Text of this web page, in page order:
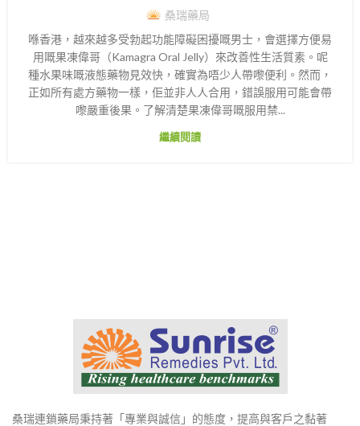
桑瑞藥局
喺香港，越來越多受勃起功能障礙困擾嘅男士，會選擇方便易
用嘅果凍偉哥（Kamagra Oral Jelly）來改善性生活質素。呢
種水果味嘅液態藥物見效快，確實為唔少人帶嚟便利。然而，
正如所有處方藥物一樣，佢並非人人合用，錯誤服用可能會帶
嚟嚴重後果。了解清楚果凍偉哥嘅服用禁...
繼續閱讀
桑瑞連鎖藥局秉持著「專業與誠信」的態度，提高與客戶之黏著